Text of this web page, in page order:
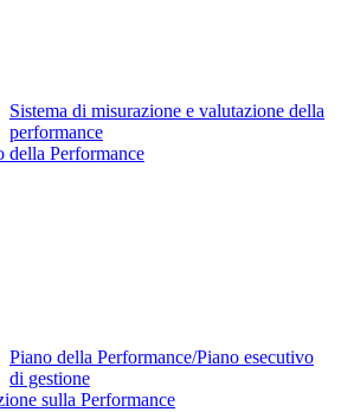
Sistema di misurazione e valutazione della
performance
della Performance
Piano della Performance/Piano esecutivo
di gestione
sulla Performance